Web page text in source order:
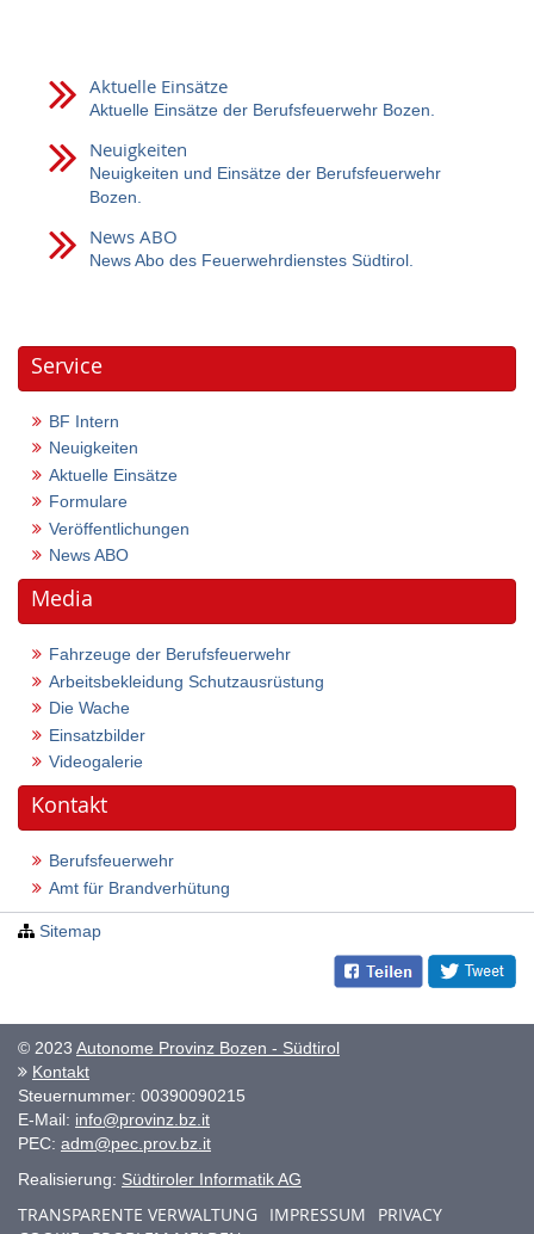
Aktuelle Einsätze
Aktuelle Einsätze der Berufsfeuerwehr Bozen.
Neuigkeiten
Neuigkeiten und Einsätze der Berufsfeuerwehr
Bozen.
News ABO
News Abo des Feuerwehrdienstes Südtirol.
Service
BF Intern
Neuigkeiten
Aktuelle Einsätze
Formulare
Veröffentlichungen
News ABO
Media
Fahrzeuge der Berufsfeuerwehr
Arbeitsbekleidung Schutzausrüstung
Die Wache
Einsatzbilder
Videogalerie
Kontakt
Berufsfeuerwehr
Amt für Brandverhütung
Sitemap
© 2023 Autonome Provinz Bozen - Südtirol
Kontakt
Steuernummer: 00390090215
E-Mail: info@provinz.bz.it
PEC: adm@pec.prov.bz.it
Realisierung: Südtiroler Informatik AG
TRANSPARENTE VERWALTUNG IMPRESSUM
PRIVACY